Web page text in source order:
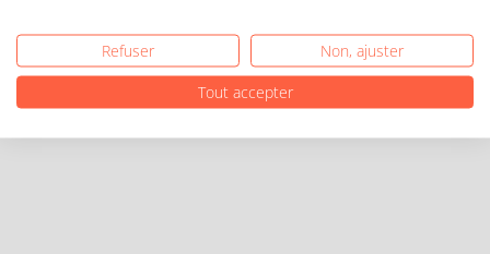
Refuser
Non, ajuster
Tout accepter